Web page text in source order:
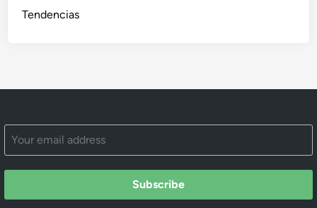
Tendencias
Subscribe